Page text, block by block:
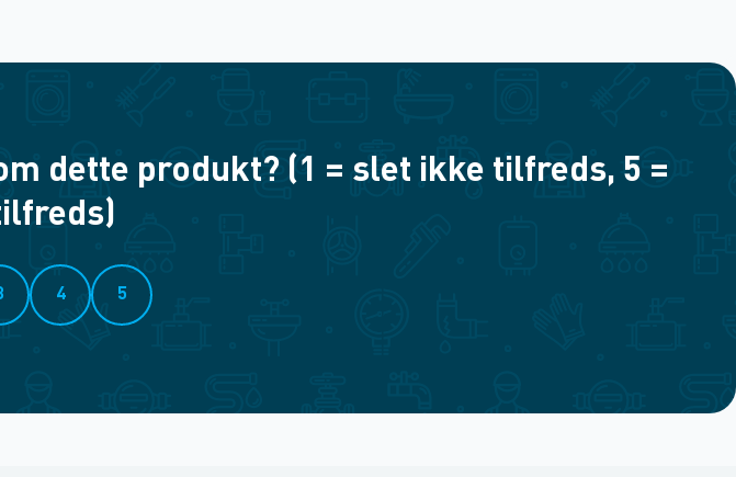
dette produkt? (1 = slet ikke tilfreds, 5 =
4 5